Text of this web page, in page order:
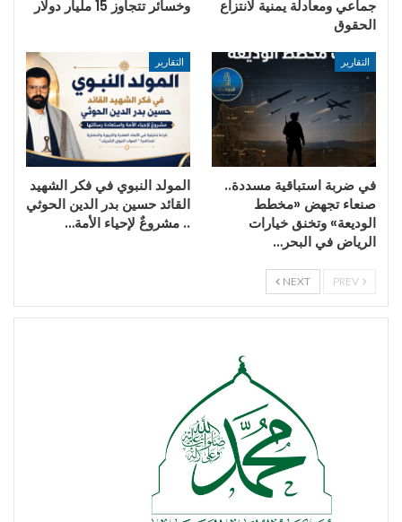
جماعي ومعادلة يمنية لانتزاع
الحقوق
وخسائر تتجاوز 15 مليار دولار
التقارير
في ضربة استباقية مسددة..
صنعاء تجهض «مخطط
الوديعة» وتخنق خيارات
الرياض في البحر…
التقارير
المولد النبوي في فكر الشهيد
القائد حسين بدر الدين الحوثي
.. مشروعٌ لإحياء الأمة…
NEXT